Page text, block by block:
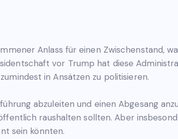
Anlass für einen Zwischenstand,
vor Trump hat diese
in Ansätzen zu politisieren.
abzuleiten und einen Abgesang
raushalten sollten. Aber
sein könnten.